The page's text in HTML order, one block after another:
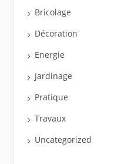
Bricolage
Décoration
Energie
Jardinage
Pratique
Travaux
Uncategorized